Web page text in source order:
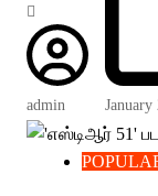
admin January